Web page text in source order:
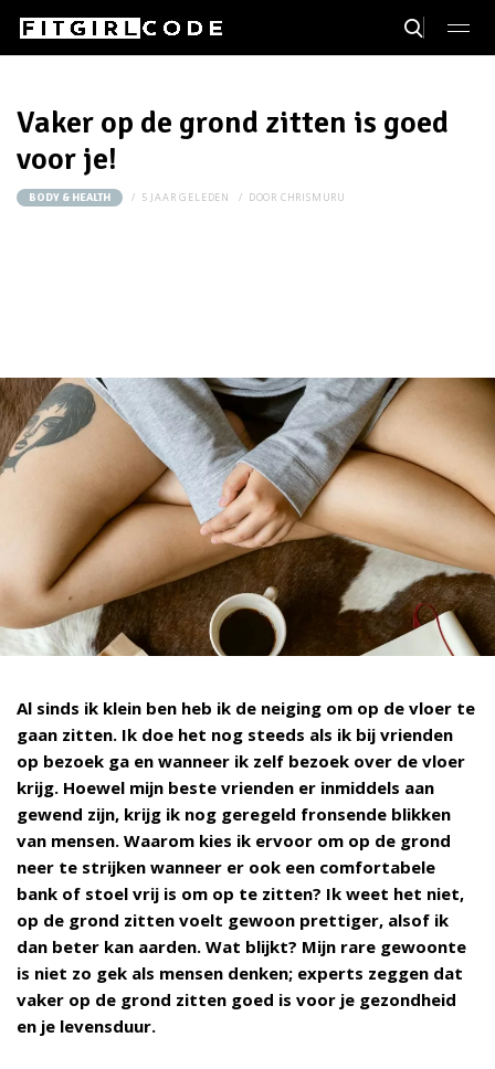
Vaker op de grond zitten is goed
voor je!
BODY & HEALTH 5 JAAR GELEDEN DOOR CHRISMURU
Al sinds ik klein ben heb ik de neiging om op de vloer te
gaan zitten. Ik doe het nog steeds als ik bij vrienden
op bezoek ga en wanneer ik zelf bezoek over de vloer
krijg. Hoewel mijn beste vrienden er inmiddels aan
gewend zijn, krijg ik nog geregeld fronsende blikken
van mensen. Waarom kies ik ervoor om op de grond
neer te strijken wanneer er ook een comfortabele
bank of stoel vrij is om op te zitten? Ik weet het niet,
op de grond zitten voelt gewoon prettiger, alsof ik
dan beter kan aarden. Wat blijkt? Mijn rare gewoonte
is niet zo gek als mensen denken; experts zeggen dat
vaker op de grond zitten goed is voor je gezondheid
en je levensduur.